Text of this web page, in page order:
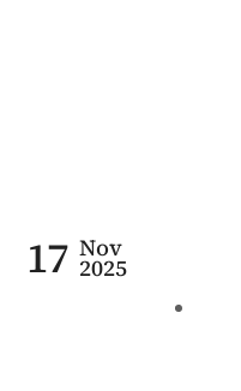
17 Nov
2025